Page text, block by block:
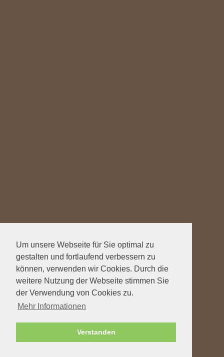
Um unsere Webseite für Sie optimal zu
gestalten und fortlaufend verbessern zu
können, verwenden wir Cookies. Durch die
weitere Nutzung der Webseite stimmen Sie
der Verwendung von Cookies zu.
Mehr Informationen
Verstanden